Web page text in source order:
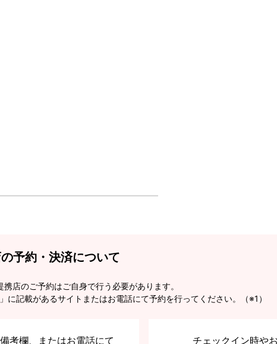
予約・決済について
店のご予約はご自身で行う必要があります。
」に記載があるサイトまたはお電話にて予約を行ってください。（※1）
考欄、またはお電話にて チェックイン時や